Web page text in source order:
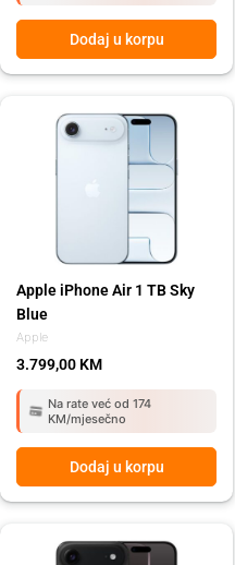
Dodaj u korpu
Apple
Apple iPhone Air 1 TB Sky
Blue
3.799,00 KM
Na rate već od 174
KM/mjesečno
Dodaj u korpu